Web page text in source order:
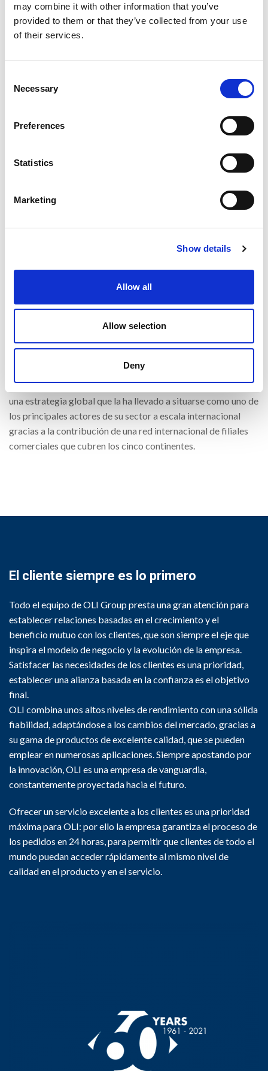
may combine it with other information that you’ve
provided to them or that they’ve collected from your use
of their services.
Selection
Necessary
Preferences
Statistics
Marketing
Show details
Allow all
Allow selection
Deny
OLI es la empresa internacional líder en tecnología de la
vibración industrial, capaz de suministrar a clientes de todo el
vibradores para hormigón, convertidores de frecuencia y una
amplia gama de productos diseñados para adaptarse a
múltiples aplicaciones en los sectores industriales más
La empresa combina la calidad del saber hacer italiano con
una estrategia global que la ha llevado a situarse como uno de
los principales actores de su sector a escala internacional
gracias a la contribución de una red internacional de filiales
comerciales que cubren los cinco continentes.
El cliente siempre es lo primero
Todo el equipo de OLI Group presta una gran atención para
establecer relaciones basadas en el crecimiento y el
beneficio mutuo con los clientes, que son siempre el eje que
inspira el modelo de negocio y la evolución de la empresa.
Satisfacer las necesidades de los clientes es una prioridad,
establecer una alianza basada en la confianza es el objetivo
final.
OLI combina unos altos niveles de rendimiento con una sólida
fiabilidad, adaptándose a los cambios del mercado, gracias a
su gama de productos de excelente calidad, que se pueden
emplear en numerosas aplicaciones. Siempre apostando por
la innovación, OLI es una empresa de vanguardia,
constantemente proyectada hacia el futuro.
Ofrecer un servicio excelente a los clientes es una prioridad
máxima para OLI: por ello la empresa garantiza el proceso de
los pedidos en 24 horas, para permitir que clientes de todo el
mundo puedan acceder rápidamente al mismo nivel de
calidad en el producto y en el servicio.